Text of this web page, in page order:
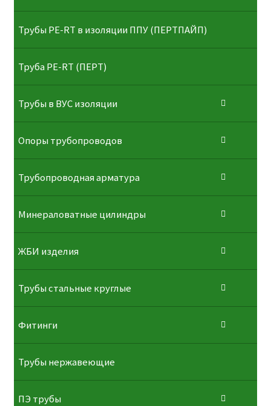
Трубы PE-RT в изоляции ППУ (ПЕРТПАЙП)
⁠Трубa PE-RT (ПЕРТ)
Трубы в ВУС изоляции
Опоры трубопроводов
Трубопроводная арматура
Минераловатные цилиндры
ЖБИ изделия
Трубы стальные круглые
Фитинги
Трубы нержавеющие
ПЭ трубы